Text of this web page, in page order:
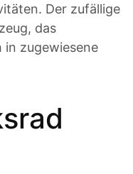
Der zufällige
das
in zugewiesene